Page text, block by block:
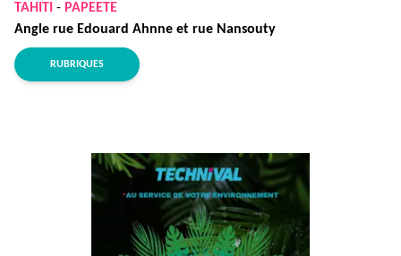
TAHITI - PAPEETE
Angle rue Edouard Ahnne et rue Nansouty
RUBRIQUES